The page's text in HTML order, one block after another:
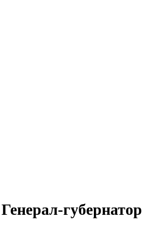
губернатор